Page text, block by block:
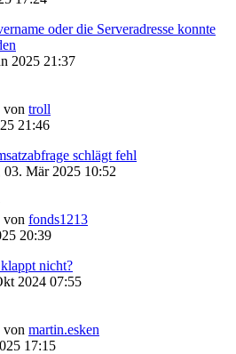
oder die Serveradresse konnte
2025 21:37
von troll
21:46
schlägt fehl
03. Mär 2025 10:52
von fonds1213
20:39
nicht?
2024 07:55
von martin.esken
17:15